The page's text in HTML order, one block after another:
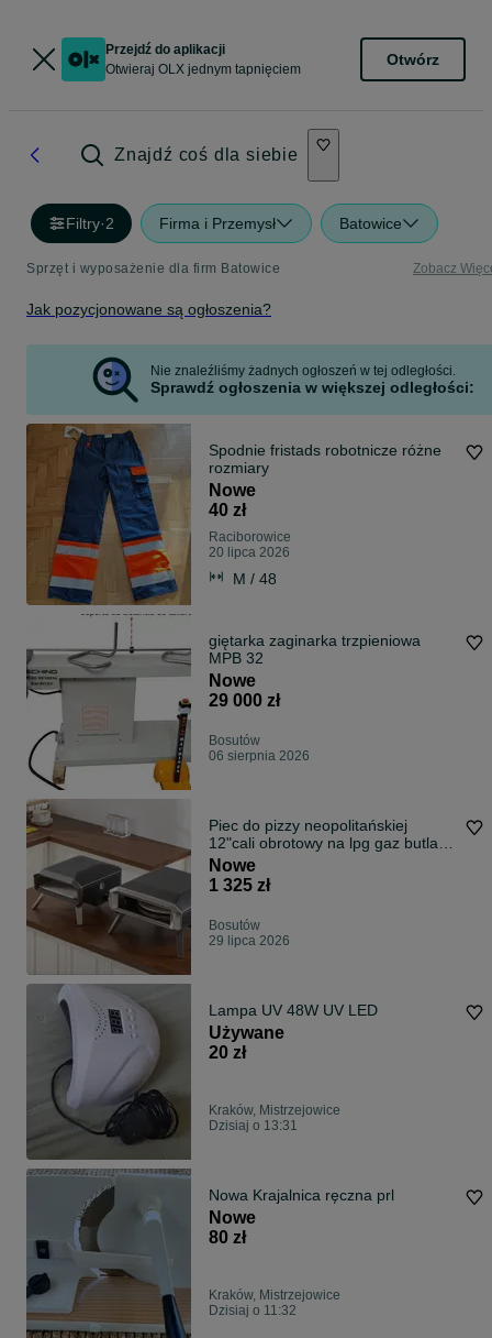
Przejdź do aplikacji
Otwieraj OLX jednym tapnięciem
Otwórz
Znajdź coś dla siebie
Filtry·2 Firma i Przemysł Batowice
Sprzęt i wyposażenie dla firm Batowice Zobacz
Jak pozycjonowane są ogłoszenia?
Nie znaleźliśmy żadnych ogłoszeń w tej odległości.
Sprawdź ogłoszenia w większej odległości:
Spodnie fristads robotnicze różne
rozmiary
Nowe
40 zł
Raciborowice
20 lipca 2026
M / 48
giętarka zaginarka trzpieniowa
MPB 32
Nowe
29 000 zł
Bosutów
06 sierpnia 2026
Piec do pizzy neopolitańskiej
12"cali obrotowy na lpg gaz butla
500 C promocja
Nowe
1 325 zł
Bosutów
29 lipca 2026
Lampa UV 48W UV LED
Używane
20 zł
Kraków, Mistrzejowice
Dzisiaj o 13:31
Nowa Krajalnica ręczna prl
Nowe
80 zł
Kraków, Mistrzejowice
Dzisiaj o 11:32